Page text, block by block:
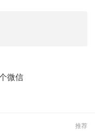
微信
推荐